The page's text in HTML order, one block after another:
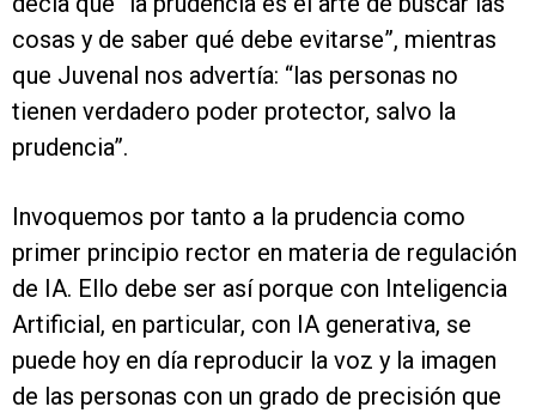
cosas y de saber qué debe evitarse”, mientras
que Juvenal nos advertía: “las personas no
tienen verdadero poder protector, salvo la
prudencia”.
Invoquemos por tanto a la prudencia como
primer principio rector en materia de regulación
de IA. Ello debe ser así porque con Inteligencia
Artificial, en particular, con IA generativa, se
puede hoy en día reproducir la voz y la imagen
de las personas con un grado de precisión que